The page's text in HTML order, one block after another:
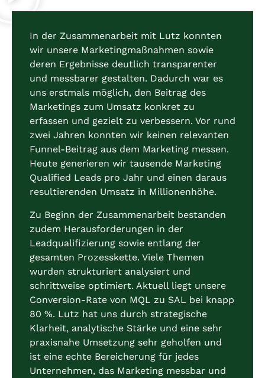
In der Zusammenarbeit mit Lutz konnten
wir unsere Marketingmaßnahmen sowie
deren Ergebnisse deutlich transparenter
und messbarer gestalten. Dadurch war es
uns erstmals möglich, den Beitrag des
Marketings zum Umsatz konkret zu
erfassen und gezielt zu verbessern. Vor rund
zwei Jahren konnten wir keinen relevanten
Funnel-Beitrag aus dem Marketing messen.
Heute generieren wir tausende Marketing
Qualified Leads pro Jahr und einen daraus
resultierenden Umsatz in Millionenhöhe.
Zu Beginn der Zusammenarbeit bestanden
zudem Herausforderungen in der
Leadqualifizierung sowie entlang der
gesamten Prozesskette. Viele Themen
wurden strukturiert analysiert und
schrittweise optimiert. Aktuell liegt unsere
Conversion-Rate von MQL zu SAL bei knapp
80 %. Lutz hat uns durch strategische
Klarheit, analytische Stärke und eine sehr
praxisnahe Umsetzung sehr geholfen und
ist eine echte Bereicherung für jedes
Unternehmen, das Marketing messbar und